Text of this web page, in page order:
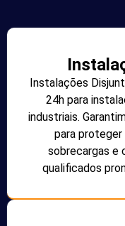
Instalações
24h para
industriais.
para
sobrecargas e
qualificados